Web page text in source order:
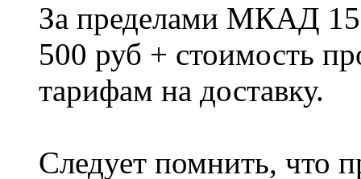
За пределами МКАД
500 руб + стоимость
тарифам на доставку.
Следует помнить, что